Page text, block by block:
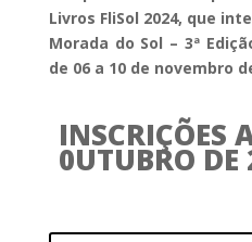
Livros FliSol 2024, que
Morada do Sol – 3ª
de 06 a 10 de novembro
INSCRIÇÕES
0UTUBRO DE